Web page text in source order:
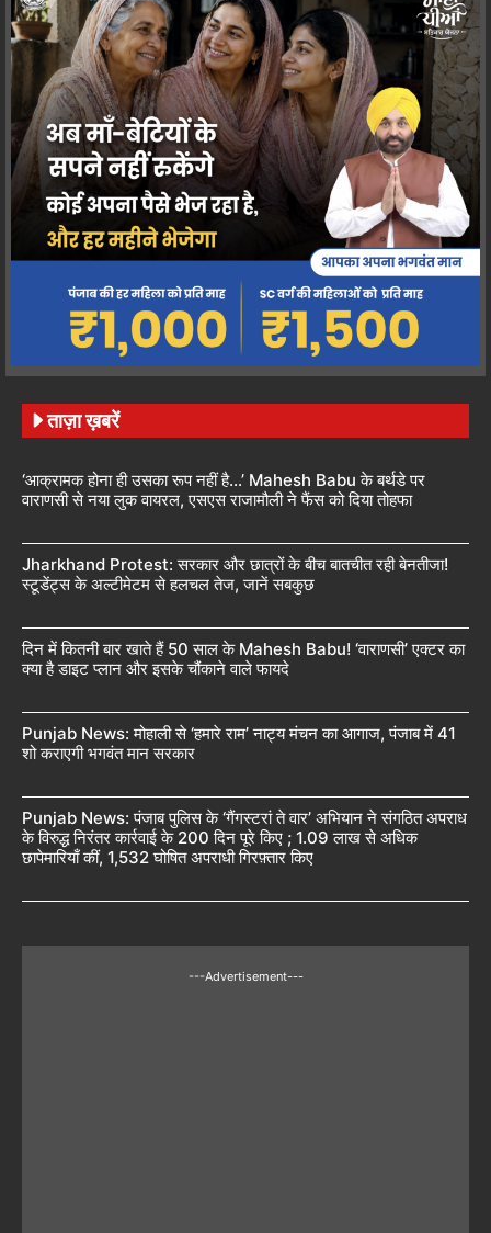
ताज़ा ख़बरें
‘आक्रामक होना ही उसका रूप नहीं है…’ Mahesh Babu के बर्थडे पर
वाराणसी से नया लुक वायरल, एसएस राजामौली ने फैंस को दिया तोहफा
Jharkhand Protest: सरकार और छात्रों के बीच बातचीत रही बेनतीजा!
स्टूडेंट्स के अल्टीमेटम से हलचल तेज, जानें सबकुछ
दिन में कितनी बार खाते हैं 50 साल के Mahesh Babu! ‘वाराणसी’ एक्टर का
क्या है डाइट प्लान और इसके चौंकाने वाले फायदे
Punjab News: मोहाली से ‘हमारे राम’ नाट्य मंचन का आगाज, पंजाब में 41
शो कराएगी भगवंत मान सरकार
Punjab News: पंजाब पुलिस के ‘गैंगस्टरां ते वार’ अभियान ने संगठित अपराध
के विरुद्ध निरंतर कार्रवाई के 200 दिन पूरे किए ; 1.09 लाख से अधिक
छापेमारियाँ कीं, 1,532 घोषित अपराधी गिरफ़्तार किए
---Advertisement---